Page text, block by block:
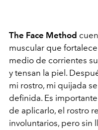
The Face Method
muscular que
medio de corrientes
y tensan la piel.
mi rostro, mi quijada
definida. Es
de aplicarlo, el rostro
involuntarios, pero sin